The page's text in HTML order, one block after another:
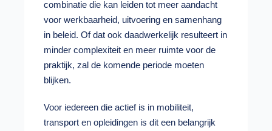
combinatie die kan leiden tot meer aandacht
voor werkbaarheid, uitvoering en samenhang
in beleid. Of dat ook daadwerkelijk resulteert in
minder complexiteit en meer ruimte voor de
praktijk, zal de komende periode moeten
blijken.
Voor iedereen die actief is in mobiliteit,
transport en opleidingen is dit een belangrijk